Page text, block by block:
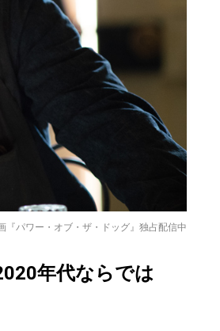
『パワー・オブ・ザ・ドッグ』独占配信中
年代ならでは